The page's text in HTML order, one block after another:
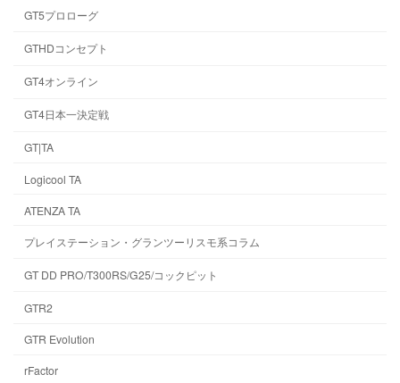
GT5プロローグ
GTHDコンセプト
GT4オンライン
GT4日本一決定戦
GT|TA
Logicool TA
ATENZA TA
プレイステーション・グランツーリスモ系コラム
GT DD PRO/T300RS/G25/コックピット
GTR2
GTR Evolution
rFactor